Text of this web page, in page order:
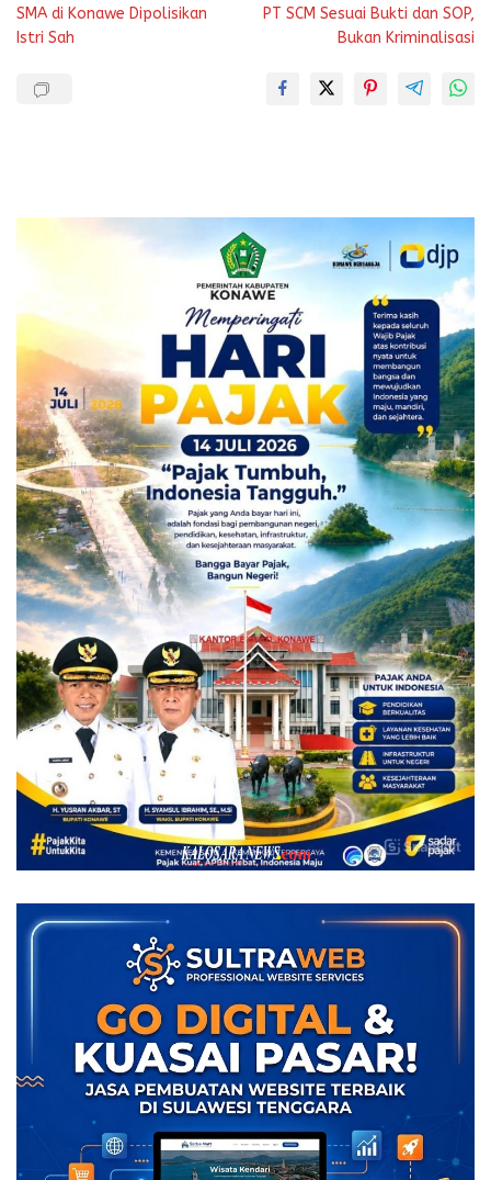
SMA di Konawe Dipolisikan
Istri Sah
PT SCM Sesuai Bukti dan SOP,
Bukan Kriminalisasi